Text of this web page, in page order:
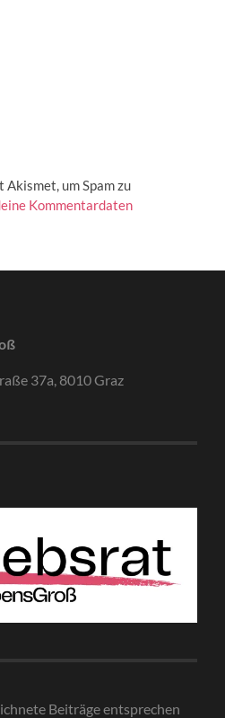
um Spam zu
Kommentardaten
37a, 8010 Graz
Beiträge entsprechen